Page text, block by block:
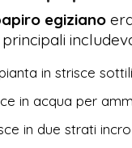
egiziano
in strisce sottili
in acqua per
in due strati